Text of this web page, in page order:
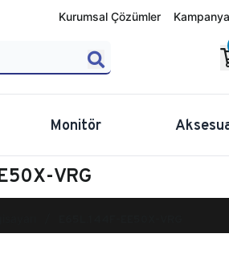
Kurumsal Çözümler
Monitör
VRG